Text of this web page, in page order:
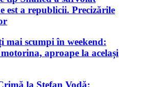
est a republicii. Precizările
mai scumpi în weekend:
aproape la același
la Ștefan Vodă: